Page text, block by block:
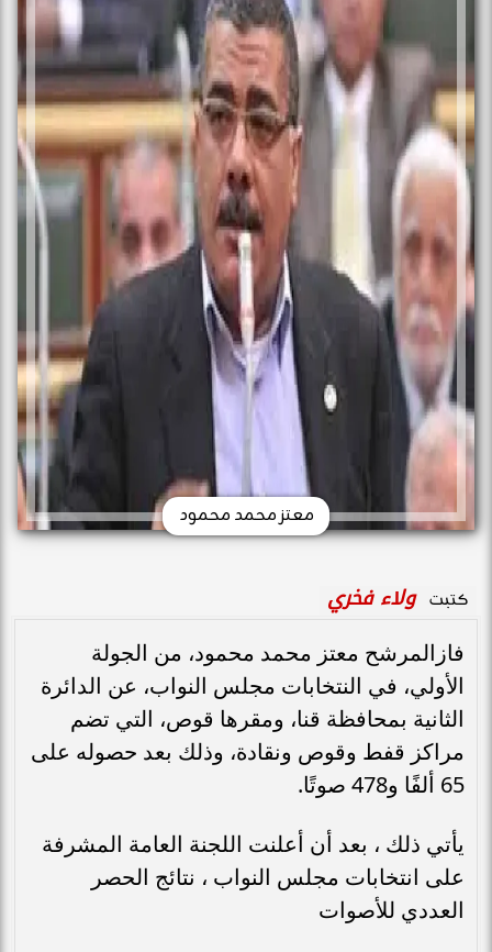
معتز محمد محمود
كتبت ولاء فخري
فازالمرشح معتز محمد محمود، من الجولة
الأولي، في النتخابات مجلس النواب، عن الدائرة
الثانية بمحافظة قنا، ومقرها قوص، التي تضم
مراكز قفط وقوص ونقادة، وذلك بعد حصوله على
65 ألفًا و478 صوتًا.
يأتي ذلك ، بعد أن أعلنت اللجنة العامة المشرفة
على انتخابات مجلس النواب ، نتائج الحصر
العددي للأصوات